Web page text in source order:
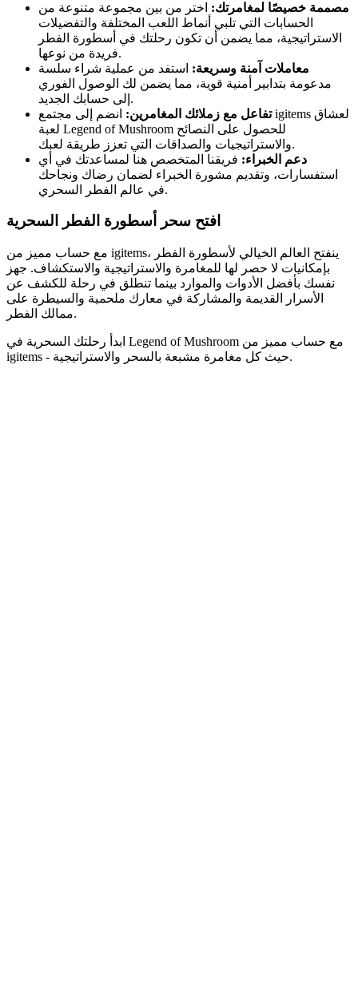
مصممة خصيصًا لمغامرتك: اختر من بين مجموعة متنوعة من
الحسابات التي تلبي أنماط اللعب المختلفة والتفضيلات
الاستراتيجية، مما يضمن أن تكون رحلتك في أسطورة الفطر
فريدة من نوعها.
معاملات آمنة وسريعة: استفد من عملية شراء سلسة
مدعومة بتدابير أمنية قوية، مما يضمن لك الوصول الفوري
إلى حسابك الجديد.
تفاعل مع زملائك المغامرين: انضم إلى مجتمع igitems لعشاق
لعبة Legend of Mushroom للحصول على النصائح
والاستراتيجيات والصداقات التي تعزز طريقة لعبك.
دعم الخبراء: فريقنا المتخصص هنا لمساعدتك في أي
استفسارات، وتقديم مشورة الخبراء لضمان رضاك ونجاحك
في عالم الفطر السحري.
افتح سحر أسطورة الفطر السحرية
مع حساب مميز من igitems، ينفتح العالم الخيالي لأسطورة الفطر
بإمكانيات لا حصر لها للمغامرة والاستراتيجية والاستكشاف. جهز
نفسك بأفضل الأدوات والموارد بينما تنطلق في رحلة للكشف عن
الأسرار القديمة والمشاركة في معارك ملحمية والسيطرة على
ممالك الفطر.
ابدأ رحلتك السحرية في Legend of Mushroom مع حساب مميز من
igitems - حيث كل مغامرة مشبعة بالسحر والاستراتيجية.